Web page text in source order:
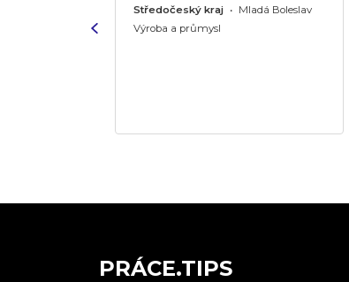
Středočeský kraj • Mladá Boleslav
Výroba a průmysl
PRÁCE.TIPS